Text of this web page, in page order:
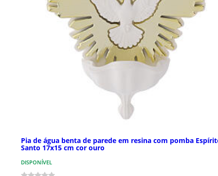
Pia de água benta de parede em resina com pomba
Santo 17x15 cm cor ouro
DISPONÍVEL